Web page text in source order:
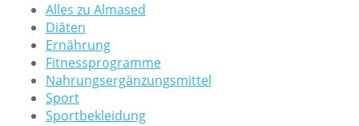
Alles zu Almased
Diäten
Ernährung
Fitnessprogramme
Nahrungsergänzungsmittel
Sport
Sportbekleidung